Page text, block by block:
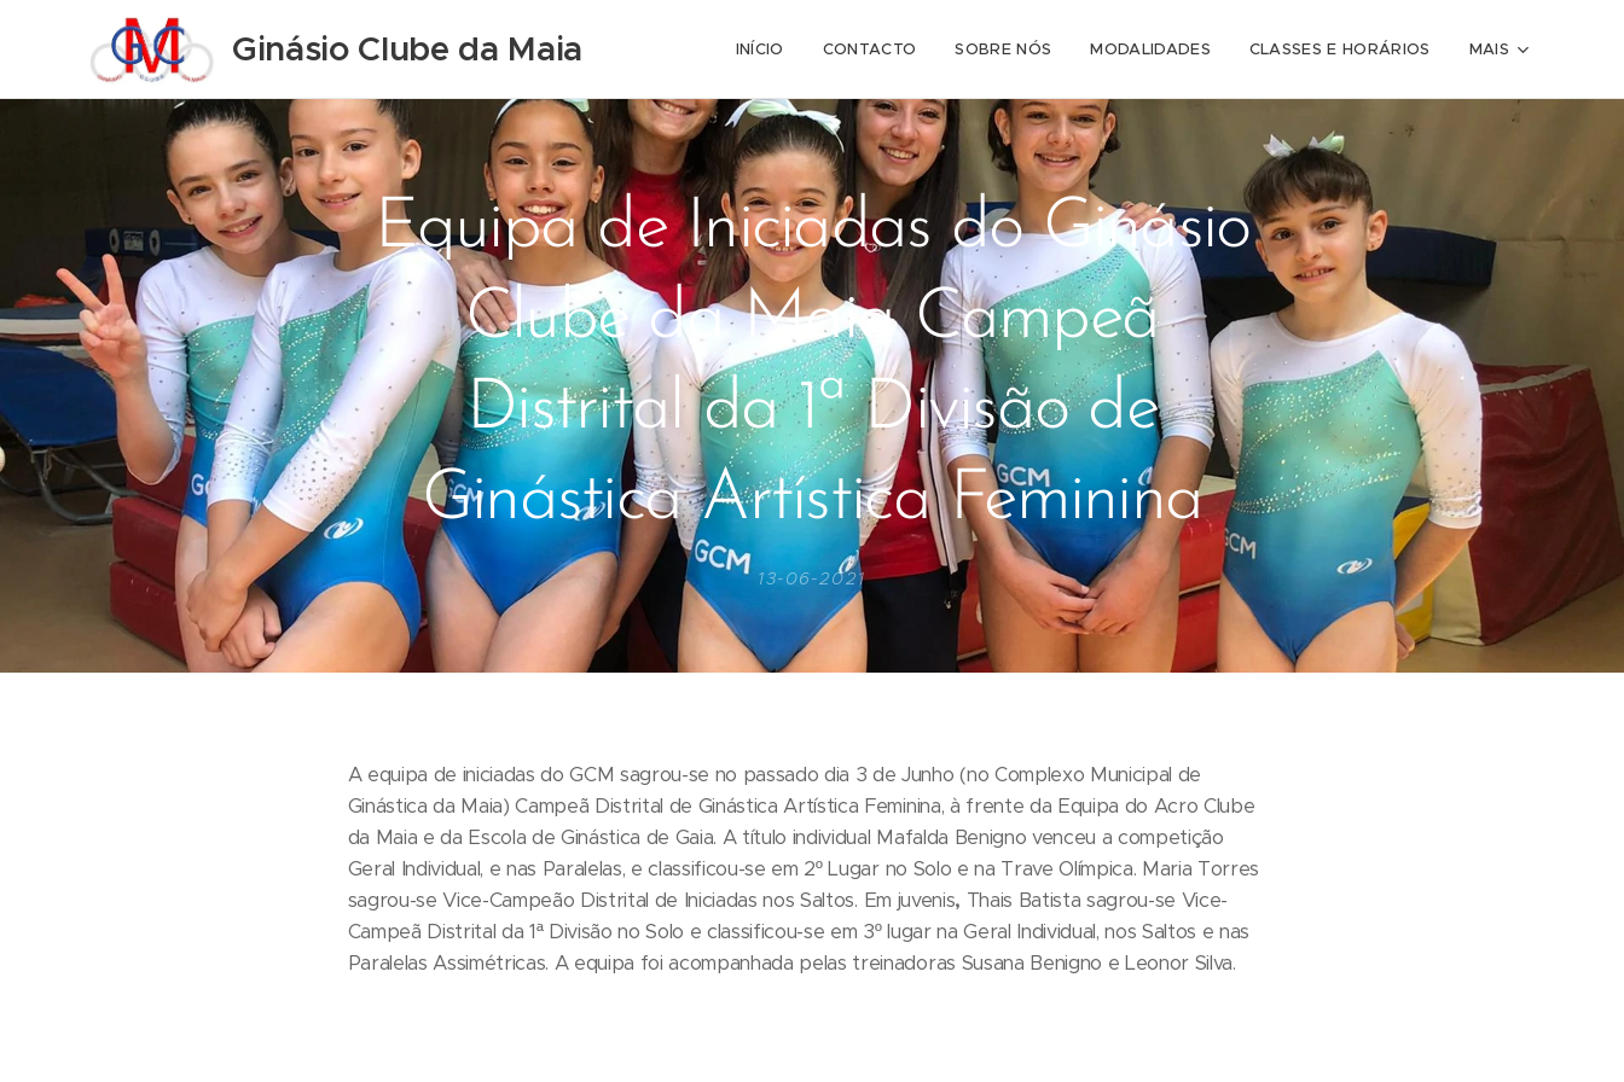
Ginásio Clube da Maia INÍCIO CONTACTO SOBRE NÓS MODALIDADES CLASSES E HORÁRIOS MAIS
Equipa de Iniciadas do Ginásio
Clube da Maia Campeã
Distrital da 1ª Divisão de
Ginástica Artística Feminina
13-06-2021
A equipa de iniciadas do GCM sagrou-se no passado dia 3 de Junho (no Complexo Municipal de
Ginástica da Maia) Campeã Distrital de Ginástica Artística Feminina, à frente da Equipa do Acro Clube
da Maia e da Escola de Ginástica de Gaia. A título individual Mafalda Benigno venceu a competição
Geral Individual, e nas Paralelas, e classificou-se em 2º Lugar no Solo e na Trave Olímpica. Maria Torres
sagrou-se Vice-Campeão Distrital de Iniciadas nos Saltos. Em juvenis, Thais Batista sagrou-se Vice-
Campeã Distrital da 1ª Divisão no Solo e classificou-se em 3º lugar na Geral Individual, nos Saltos e nas
Paralelas Assimétricas. A equipa foi acompanhada pelas treinadoras Susana Benigno e Leonor Silva.